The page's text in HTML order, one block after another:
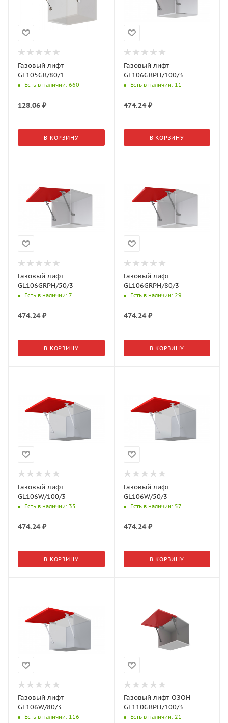
Газовый лифт
GL105GR/80/1
Есть в наличии: 660
128.06 ₽
В КОРЗИНУ
Газовый лифт
GL106GRPH/100/3
Есть в наличии: 11
474.24₽
В КОРЗИНУ
Газовый лифт
GL106GRPH/50/3
Есть в наличии: 7
474.24₽
В КОРЗИНУ
Газовый лифт
GL106GRPH/80/3
Есть в наличии: 29
474.24₽
В КОРЗИНУ
Газовый лифт
GL106W/100/3
Есть в наличии: 35
474.24₽
В КОРЗИНУ
Газовый лифт
GL106W/50/3
Есть в наличии: 57
474.24₽
В КОРЗИНУ
Газовый лифт
GL106W/80/3
Есть в наличии: 116
Газовый лифт ОЗОН
GL110GRPH/100/3
Есть в наличии: 21